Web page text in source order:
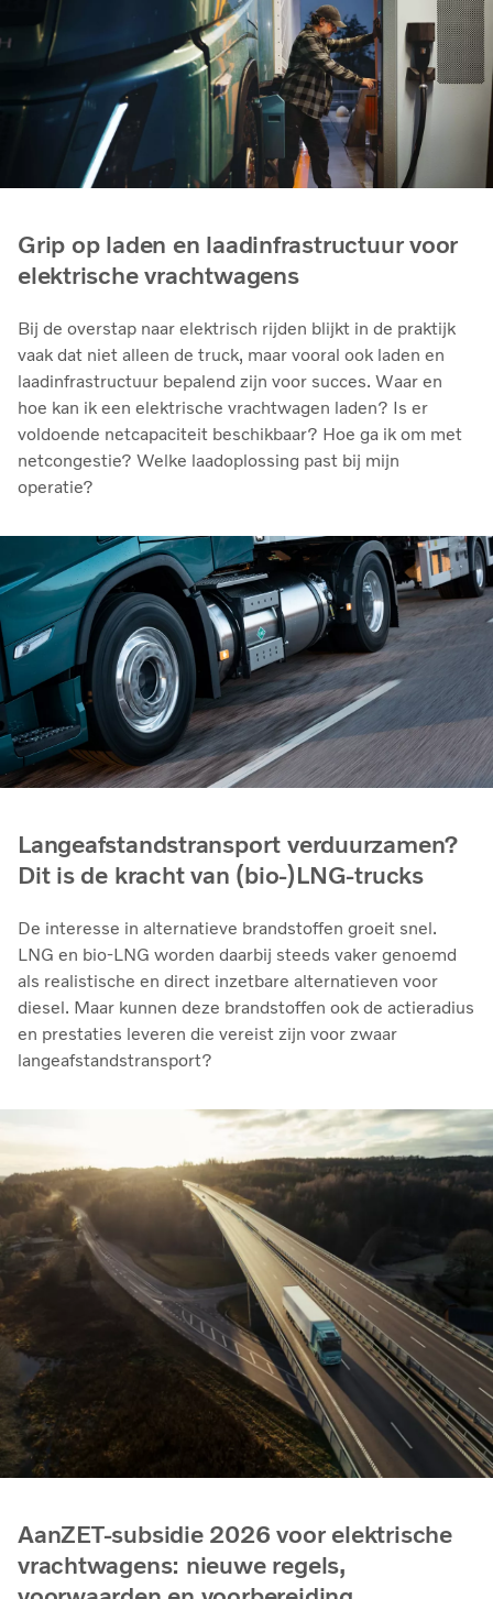
Grip op laden en laadinfrastructuur voor
elektrische vrachtwagens
Bij de overstap naar elektrisch rijden blijkt in de praktijk
vaak dat niet alleen de truck, maar vooral ook laden en
laadinfrastructuur bepalend zijn voor succes. Waar en
hoe kan ik een elektrische vrachtwagen laden? Is er
voldoende netcapaciteit beschikbaar? Hoe ga ik om met
netcongestie? Welke laadoplossing past bij mijn
operatie?
Langeafstandstransport verduurzamen?
Dit is de kracht van (bio-)LNG-trucks
De interesse in alternatieve brandstoffen groeit snel.
LNG en bio‑LNG worden daarbij steeds vaker genoemd
als realistische en direct inzetbare alternatieven voor
diesel. Maar kunnen deze brandstoffen ook de actieradius
en prestaties leveren die vereist zijn voor zwaar
langeafstandstransport?
AanZET-subsidie 2026 voor elektrische
vrachtwagens: nieuwe regels,